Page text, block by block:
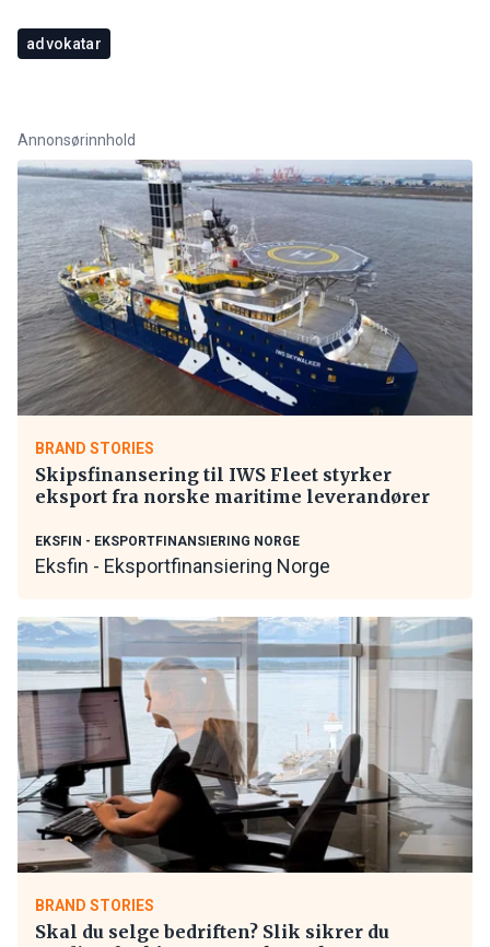
advokatar
Annonsørinnhold
BRAND STORIES
Skipsfinansering til IWS Fleet styrker
eksport fra norske maritime leverandører
EKSFIN - EKSPORTFINANSIERING NORGE
Eksfin - Eksportfinansiering Norge
BRAND STORIES
Skal du selge bedriften? Slik sikrer du